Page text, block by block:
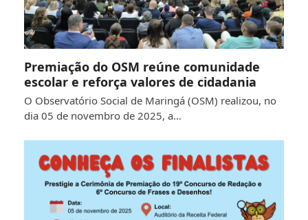
Premiação do OSM reúne comunidade
escolar e reforça valores de cidadania
O Observatório Social de Maringá (OSM) realizou, no
dia 05 de novembro de 2025, a…